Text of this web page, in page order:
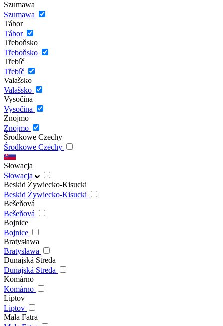
Szumawa
Szumawa
Tábor
Tábor
Třeboňsko
Třeboňsko
Třebíč
Třebíč
Valašsko
Valašsko
Vysočina
Vysočina
Znojmo
Znojmo
Środkowe Czechy
Środkowe Czechy
Słowacja
Słowacja
Beskid Żywiecko-Kisucki
Beskid Żywiecko-Kisucki
Bešeňová
Bešeňová
Bojnice
Bojnice
Bratysława
Bratysława
Dunajská Streda
Dunajská Streda
Komárno
Komárno
Liptov
Liptov
Mała Fatra